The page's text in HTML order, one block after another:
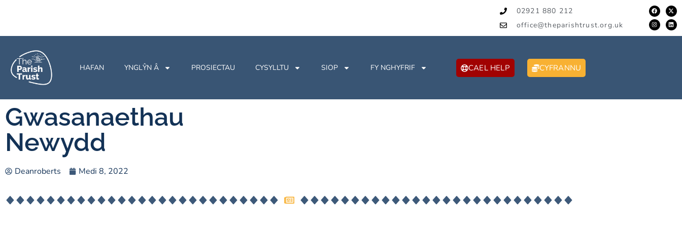
02921 880 212
office@theparishtrust.org.uk
HAFAN YNGLŶN Â PROSIECTAU CYSYLLTU SIOP FY NGHYFRIF CAEL HELP CYFRANNU
Gwasanaethau
Newydd
Deanroberts Medi 8, 2022